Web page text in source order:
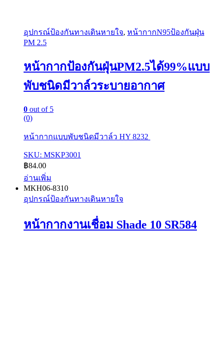
อุปกรณ์ป้องกันทางเดินหายใจ, หน้ากากN95ป้องกันฝุ่น
PM 2.5
หน้ากากป้องกันฝุ่นPM2.5ได้99%แบบ
พับชนิดมีวาล์วระบายอากาศ
0 out of 5
(0)
หน้ากากแบบพับชนิดมีวาล์ว HY 8232
SKU: MSKP3001
฿84.00
อ่านเพิ่ม
MKH06-8310
อุปกรณ์ป้องกันทางเดินหายใจ
หน้ากากงานเชื่อม Shade 10 SR584